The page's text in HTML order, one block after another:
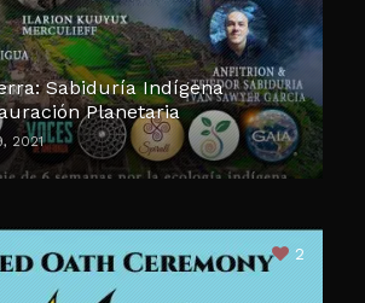
Sabiduría Indígena
Planetaria
2021
2